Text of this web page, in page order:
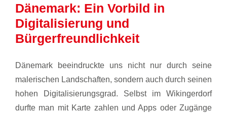
Dänemark: Ein Vorbild in
Digitalisierung und
Bürgerfreundlichkeit
Dänemark beeindruckte uns nicht nur durch seine
malerischen Landschaften, sondern auch durch seinen
hohen Digitalisierungsgrad. Selbst im Wikingerdorf
durfte man mit Karte zahlen und Apps oder Zugänge